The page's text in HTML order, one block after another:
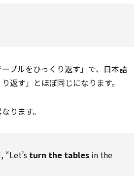
ブルをひっくり返す」で、日本語
返す」とほぼ同じになります。
ります。
“Let’s turn the tables in the